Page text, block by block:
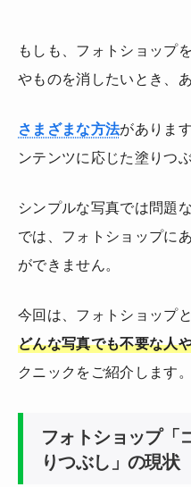
もしも、フォトショップ
やものを消したいとき、
さまざまな方法がありま
ンテンツに応じた塗りつ
シンプルな写真では問題
では、フォトショップに
ができません。
今回は、フォトショップ
どんな写真でも不要な人
クニックをご紹介します。
フォトショップ「
りつぶし」の現状